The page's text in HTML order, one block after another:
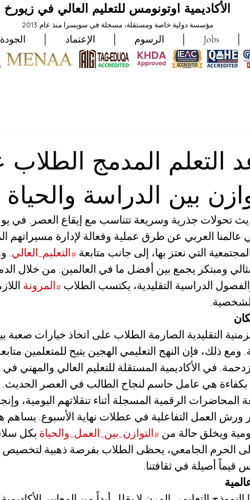
الأكاديمية اوتونومس للتعليم العالي في زيورخ
مؤسسة دولية خاصة ومستقلة، مسجلة في سويسرا منذ عام 2013
الجودة الإعتماد الرسوم Jobs
التعلم المدمج الطلاب
بين الدراسة والحياة
تحولات جذرية وسريعة تتناسب مع إيقاع العصر. في
عالمنا العربي عن طرق عملية وفعالة لإدارة مسيراتهم
التي نعتز بها، إلى جانب متابعة #التعليم_العالي.
ومبتكر يجمع بين أفضل ما في العالمين. من خلال
الدراسية التقليدية، يكتسب الطلاب #المرونة
التقليدية الصارمة الطلاب على اتخاذ خيارات صعبة
ومع ذلك، فإن النهج التعليمي الهجين يتيح للمتعلمين
في الأكاديمية المستقلة للتعليم العالي والمهني
بكفاءة هي عامل حاسم لنجاح الطالب في العصر الحديث.
الرقمية المسجلة أثناء تنقلاتهم اليومية،
العمل التفاعلية في عطلات نهاية الأسبوع. يساهم
ويخلق حالة من #التوازن_بين_العمل_والحياة بكل
إلى الحرم الجامعي، يحظى الطلاب بفرصة ذهبية لتخصيص
قيماً أصيلة في ثقافتنا.